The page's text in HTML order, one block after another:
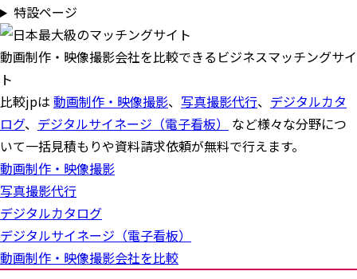
特設ページ
動画制作・映像撮影会社を比較できるビジネスマッチングサイ
ト
比較jpは 動画制作・映像撮影、 写真撮影代行、 デジタルカタ
ログ、 デジタルサイネージ（電子看板）
など様々な分野につ
いて一括見積もりや資料請求依頼が無料で行えます。
動画制作・映像撮影
写真撮影代行
デジタルカタログ
デジタルサイネージ（電子看板）
動画制作・映像撮影会社を比較